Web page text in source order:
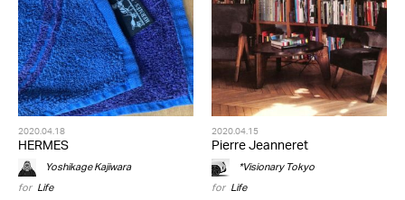
2020.04.18
HERMES
Yoshikage Kajiwara
for Life
2020.04.15
Pierre Jeanneret
*Visionary Tokyo
for Life